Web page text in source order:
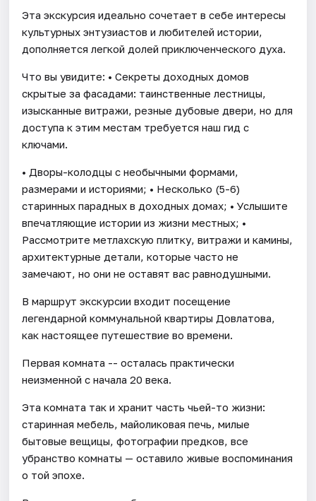
Эта экскурсия идеально сочетает в себе интересы
культурных энтузиастов и любителей истории,
дополняется легкой долей приключенческого духа.
Что вы увидите: • Секреты доходных домов
скрытые за фасадами: таинственные лестницы,
изысканные витражи, резные дубовые двери, но для
доступа к этим местам требуется наш гид с
ключами.
• Дворы-колодцы с необычными формами,
размерами и историями; • Несколько (5-6)
старинных парадных в доходных домах; • Услышите
впечатляющие истории из жизни местных; •
Рассмотрите метлахскую плитку, витражи и камины,
архитектурные детали, которые часто не
замечают, но они не оставят вас равнодушными.
В маршрут экскурсии входит посещение
легендарной коммунальной квартиры Довлатова,
как настоящее путешествие во времени.
Первая комната -- осталась практически
неизменной с начала 20 века.
Эта комната так и хранит часть чьей-то жизни:
старинная мебель, майоликовая печь, милые
бытовые вещицы, фотографии предков, все
убранство комнаты — оставило живые воспоминания
о той эпохе.